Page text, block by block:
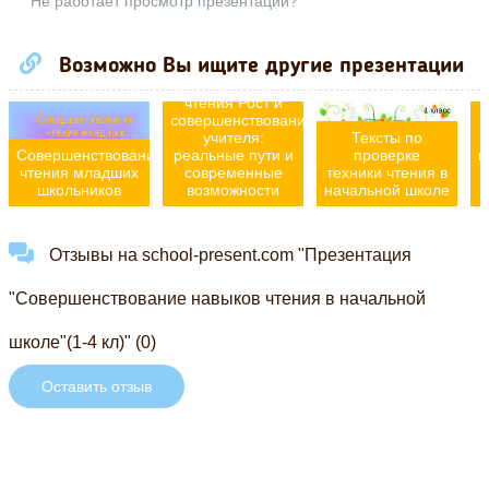
Возможно Вы ищите другие презентации
Совершенствование
чтения младших
школьников
Педагогические
чтения Рост и
совершенствование
учителя:
реальные пути и
современные
возможности
Тексты по
проверке
техники чтения в
начальной школе
Отзывы на school-present.com "Презентация
"Совершенствование навыков чтения в начальной
школе"(1-4 кл)" (0)
Оставить отзыв